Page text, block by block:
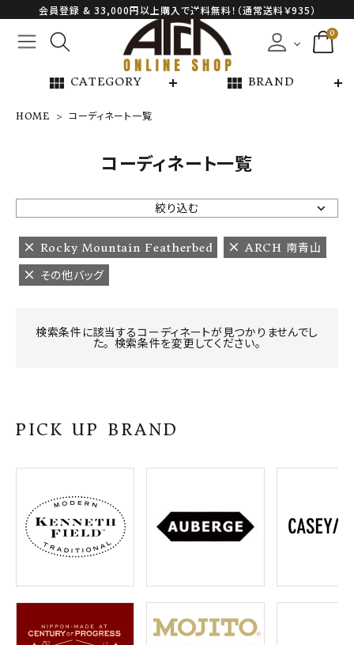
会員登録 & 33,000円以上購入で送料無料！（通常送料￥935）
0
view_module CATEGORY view_module BRAND
NEW ARRIVAL
ARCH EXCLUSIVE
BRAND
CATEGORY
プライバシーポリシー
特定商取引法について
お問い合わせ
OFFICIAL WEB SITE
HOME コーディネート一覧
コーディネート一覧
絞り込む
Rocky Mountain Featherbed
ARCH 南青山
その他バッグ
検索条件に該当するコーディネートが見つかりませんでし
た。 検索条件を変更してください。
PICK UP BRAND